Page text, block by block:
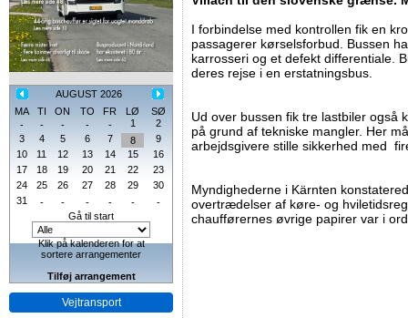
AUGUST 2026
MA
TI ON TO FR LØ
SØ
-
- - - - 1
2
3
4 5 6 7 8
9
10
11 12 13 14 15
16
17
18 19 20 21 22
23
24
25 26 27 28 29
30
31
- - - - -
-
Gå til start
Klik på kalenderen for at
sortere arrangementer
Tilføj arrangement
Vejtransport
I forbindelse med kontrollen fik en
passagerer kørselsforbud. Bussen
karrosseri og et defekt differentiale.
deres rejse i en erstatningsbus.
Ud over bussen fik tre lastbiler også
på grund af tekniske mangler. Her
arbejdsgivere stille sikkerhed med
Myndighederne i Kärnten
overtrædelser af køre- og
chaufførernes øvrige papirer var i